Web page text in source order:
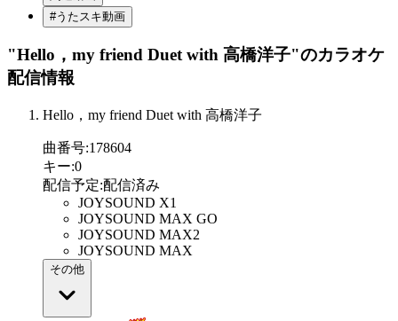
#うたスキ動画
"Hello，my friend Duet with 高橋洋子"のカラオケ
配信情報
Hello，my friend Duet with 高橋洋子
曲番号:178604
キー:0
配信予定:配信済み
JOYSOUND X1
JOYSOUND MAX GO
JOYSOUND MAX2
JOYSOUND MAX
その他